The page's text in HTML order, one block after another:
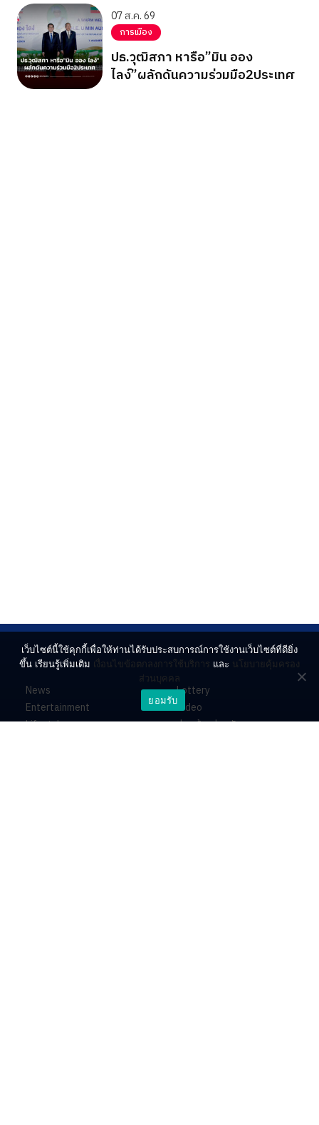
07 ส.ค. 69
การเมือง
ปธ.วุฒิสภา หารือ”มิน ออง
ไลง์”ผลักดันความร่วมมือ2ประเทศ
News
Entertainment
Lifestyle
Lottery
Video
ร่วมด้วยช่วยกัน
เว็บไซต์นี้ใช้คุกกี้เพื่อให้ท่านได้รับประสบการณ์การใช้งานเว็บไซต์ที่ดียิ่ง
ขึ้น เรียนรู้เพิ่มเติม เงื่อนไขข้อตกลงการใช้บริการ และ นโยบายคุ้มครอง
ส่วนบุคคล
ยอมรับ